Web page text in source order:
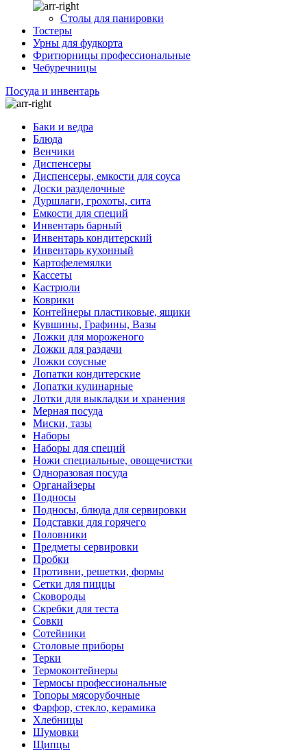
Столы для панировки
Тостеры
Урны для фудкорта
Фритюрницы профессиональные
Чебуречницы
Посуда и инвентарь
Баки и ведра
Блюда
Венчики
Диспенсеры
Диспенсеры, емкости для соуса
Доски разделочные
Дуршлаги, грохоты, сита
Емкости для специй
Инвентарь барный
Инвентарь кондитерский
Инвентарь кухонный
Картофелемялки
Кассеты
Кастрюли
Коврики
Контейнеры пластиковые, ящики
Кувшины, Графины, Вазы
Ложки для мороженого
Ложки для раздачи
Ложки соусные
Лопатки кондитерские
Лопатки кулинарные
Лотки для выкладки и хранения
Мерная посуда
Миски, тазы
Наборы
Наборы для специй
Ножи специальные, овощечистки
Одноразовая посуда
Органайзеры
Подносы
Подносы, блюда для сервировки
Подставки для горячего
Половники
Предметы сервировки
Пробки
Противни, решетки, формы
Сетки для пиццы
Сковороды
Скребки для теста
Совки
Сотейники
Столовые приборы
Терки
Термоконтейнеры
Термосы профессиональные
Топоры мясорубочные
Фарфор, стекло, керамика
Хлебницы
Шумовки
Щипцы